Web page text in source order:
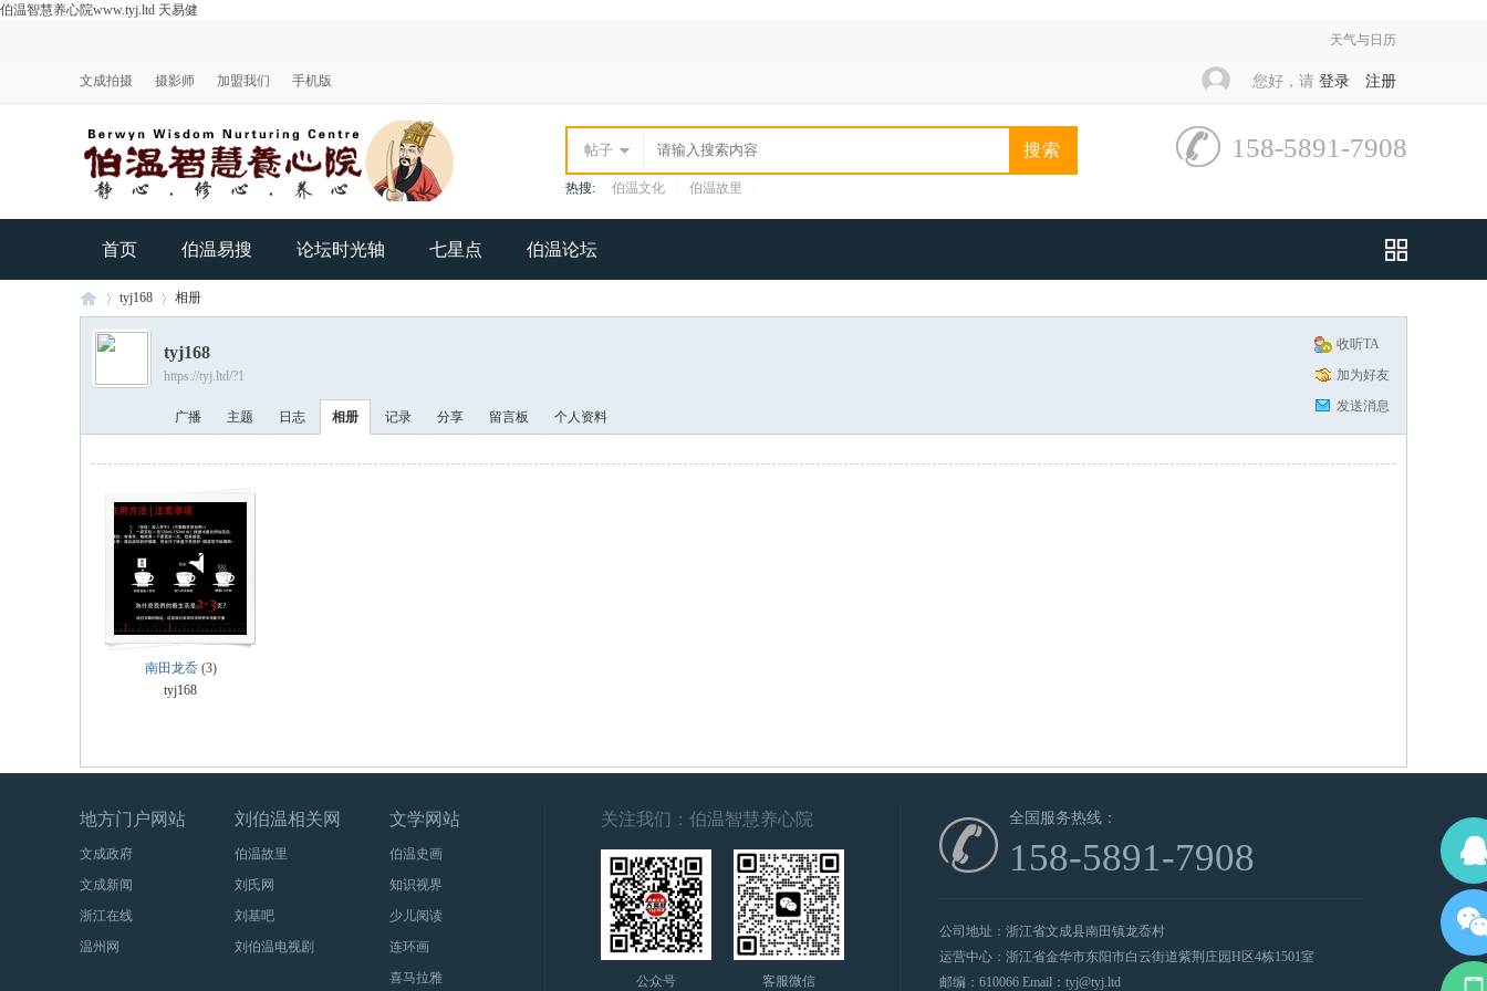
伯温智慧养心院www.tyj.ltd 天易健
天气与日历
文成拍摄 摄影师 加盟我们 手机版 您好，请 登录 注册
帖子 搜索
热搜: 伯温文化 伯温故里
158-5891-7908
首页 伯温易搜 论坛时光轴 七星点 伯温论坛
›
tyj168 相册
收听TA
加为好友
发送消息
tyj168
https://tyj.ltd/?1
广播 主题 日志 相册 记录 分享 留言板 个人资料
南田龙岙(3)
tyj168
地方门户网站
文成政府
文成新闻
浙江在线
温州网
刘伯温相关网
伯温故里
刘氏网
刘基吧
刘伯温电视剧
文学网站
伯温史画
知识视界
少儿阅读
连环画
喜马拉雅
关注我们：伯温智慧养心院
公众号 客服微信
全国服务热线：
158-5891-7908
公司地址：浙江省文成县南田镇龙岙村
运营中心：浙江省金华市东阳市白云街道紫荆庄园H区4栋1501室
邮编：610066 Email：tyj@tyj.ltd